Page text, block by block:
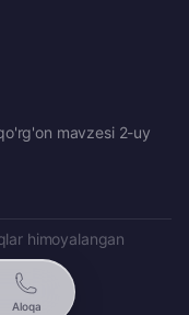
Aloqa
mavzesi 2-uy
himoyalangan